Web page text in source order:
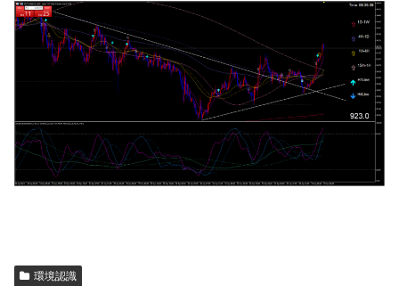
環境認識